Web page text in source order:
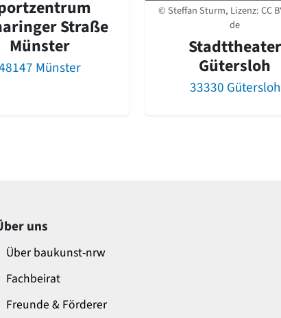
Straße
Münster
Münster
© Steffan Sturm, Lizenz:CC
de
Stadttheater
Gütersloh
33330 Gütersloh
uns
Über baukunst-nrw
Fachbeirat
Freunde & Förderer